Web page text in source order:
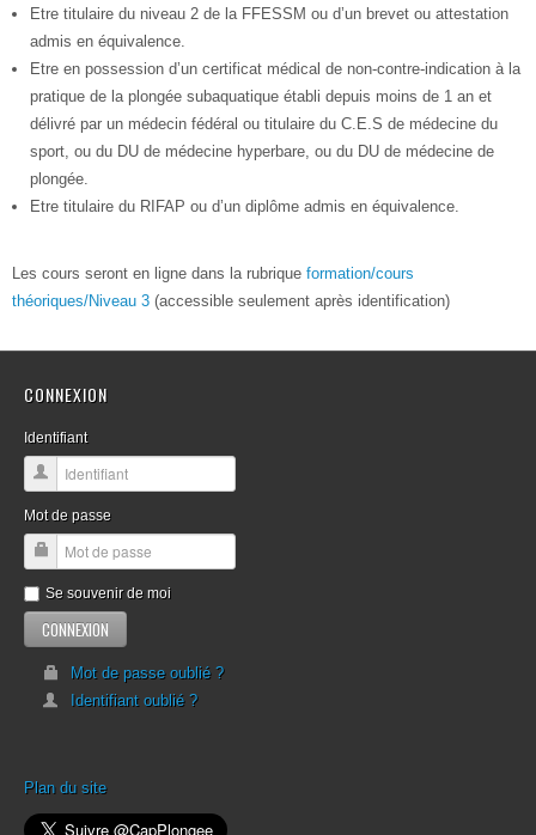
Etre titulaire du niveau 2 de la FFESSM ou d’un brevet ou attestation
admis en équivalence.
Etre en possession d’un certificat médical de non-contre-indication à la
pratique de la plongée subaquatique établi depuis moins de 1 an et
délivré par un médecin fédéral ou titulaire du C.E.S de médecine du
sport, ou du DU de médecine hyperbare, ou du DU de médecine de
plongée.
Etre titulaire du RIFAP ou d’un diplôme admis en équivalence.
Les cours seront en ligne dans la rubrique formation/cours
théoriques/Niveau 3 (accessible seulement après identification)
CONNEXION
Identifiant
Mot de passe
Se souvenir de moi
Mot de passe oublié ?
Identifiant oublié ?
Plan du site